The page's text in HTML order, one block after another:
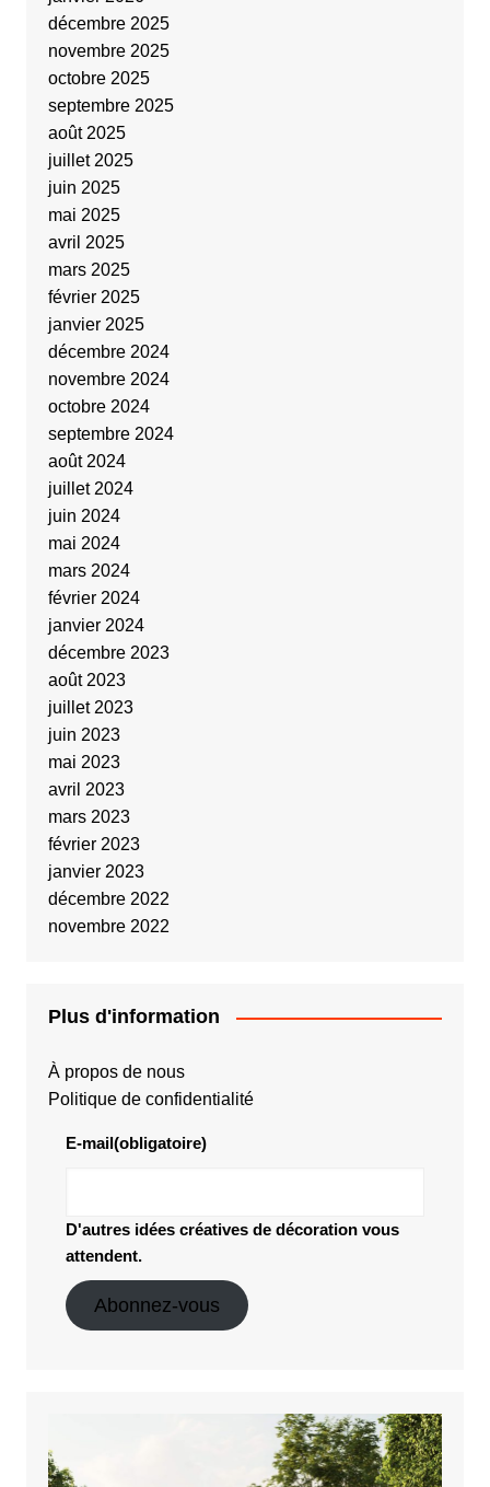
décembre 2025
novembre 2025
octobre 2025
septembre 2025
août 2025
juillet 2025
juin 2025
mai 2025
avril 2025
mars 2025
février 2025
janvier 2025
décembre 2024
novembre 2024
octobre 2024
septembre 2024
août 2024
juillet 2024
juin 2024
mai 2024
mars 2024
février 2024
janvier 2024
décembre 2023
août 2023
juillet 2023
juin 2023
mai 2023
avril 2023
mars 2023
février 2023
janvier 2023
décembre 2022
novembre 2022
Plus d'information
À propos de nous
Politique de confidentialité
E-mail(obligatoire)
D'autres idées créatives de décoration vous
attendent.
Abonnez-vous